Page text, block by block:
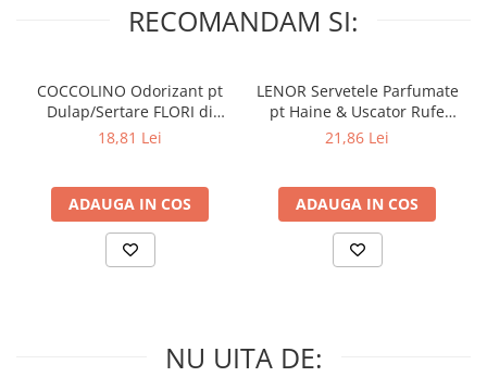
RECOMANDAM SI:
COCCOLINO Odorizant pt
Dulap/Sertare FLORI di
PRIMAVERA 3 buc
18,81 Lei
ADAUGA IN COS
LENOR Servetele Parfumate
pt Haine & Uscator Rufe
SPRING AWAKENING 34 buc
21,86 Lei
ADAUGA IN COS
NU UITA DE: